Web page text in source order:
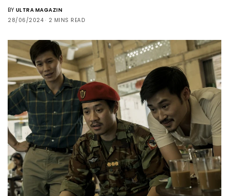
BY ULTRA MAGAZIN
28/06/2024
2 MINS READ